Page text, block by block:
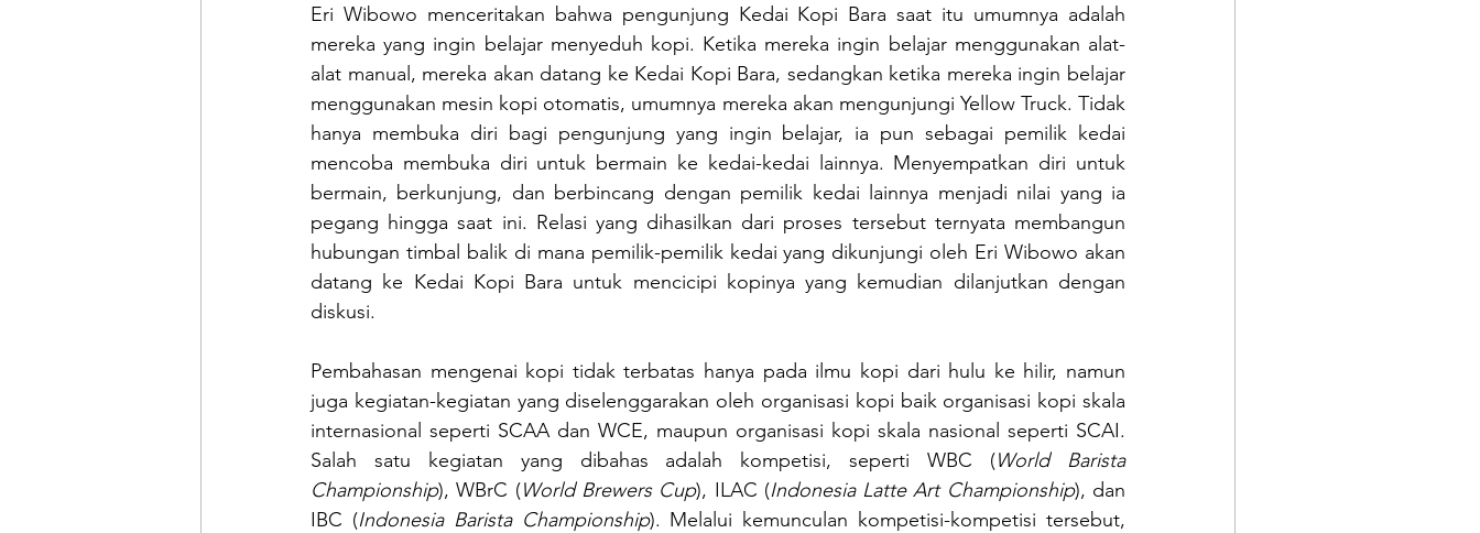
Eri Wibowo menceritakan bahwa pengunjung Kedai Kopi Bara saat itu umumnya adalah
mereka yang ingin belajar menyeduh kopi. Ketika mereka ingin belajar menggunakan alat-
alat manual, mereka akan datang ke Kedai Kopi Bara, sedangkan ketika mereka ingin belajar
menggunakan mesin kopi otomatis, umumnya mereka akan mengunjungi Yellow Truck. Tidak
hanya membuka diri bagi pengunjung yang ingin belajar, ia pun sebagai pemilik kedai
mencoba membuka diri untuk bermain ke kedai-kedai lainnya. Menyempatkan diri untuk
bermain, berkunjung, dan berbincang dengan pemilik kedai lainnya menjadi nilai yang ia
pegang hingga saat ini. Relasi yang dihasilkan dari proses tersebut ternyata membangun
hubungan timbal balik di mana pemilik-pemilik kedai yang dikunjungi oleh Eri Wibowo akan
datang ke Kedai Kopi Bara untuk mencicipi kopinya yang kemudian dilanjutkan dengan
diskusi.
Pembahasan mengenai kopi tidak terbatas hanya pada ilmu kopi dari hulu ke hilir, namun
juga kegiatan-kegiatan yang diselenggarakan oleh organisasi kopi baik organisasi kopi skala
internasional seperti SCAA dan WCE, maupun organisasi kopi skala nasional seperti SCAI.
Salah satu kegiatan yang dibahas adalah kompetisi, seperti WBC (World Barista
Championship), WBrC (World Brewers Cup), ILAC (Indonesia Latte Art Championship), dan
IBC (Indonesia Barista Championship). Melalui kemunculan kompetisi-kompetisi tersebut,